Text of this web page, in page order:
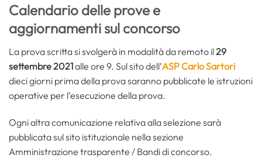
Calendario delle prove e
aggiornamenti sul concorso
La prova scritta si svolgerà in modalità da remoto il29
settembre 2021alle ore 9. Sul sito dell’ASP Carlo Sartori
dieci giorni prima della prova saranno pubblicate le istruzioni
operative per l’esecuzione della prova.
Ogni altra comunicazione relativa alla selezione sarà
pubblicata sul sito istituzionale nella sezione
Amministrazione trasparente / Bandi di concorso.